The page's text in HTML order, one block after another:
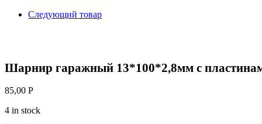
Следующий товар
Шарнир гаражный 13*100*2,8мм с
85,00 Р
4 in stock